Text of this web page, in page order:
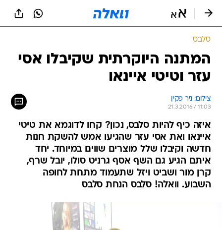
סלבס
המתנה היוקרתית שקיבלו אסי
עזר וטיטי איינאו
צילום: ניר פקין
21.3.2016 / 11:03
איזה כיף להיות סלבס, נכון? קחו לדוגמא את טיטי
איינאו ואת אסי עזר שהגיעו אמש להשקת חנות
חדשה וקיבלו שלל מוצרים שווים במיוחד. יחד
איתם הגיע גם השף אסף גרניט סולו, יובל שרף,
קרן מור ושביט ויזל שתעמוד מתחת לחופה
השבוע. וואלה! סלבס הנחת סלבס